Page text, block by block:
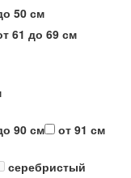
50 см
61 до 69 см
90 см
от 91 см
серебристый